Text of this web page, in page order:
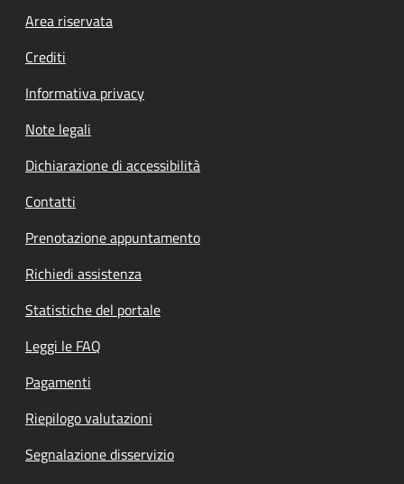
Footer menu
Area riservata
Crediti
Informativa privacy
Note legali
Dichiarazione di accessibilità
Contatti
Prenotazione appuntamento
Richiedi assistenza
Statistiche del portale
Leggi le FAQ
Pagamenti
Riepilogo valutazioni
Segnalazione disservizio